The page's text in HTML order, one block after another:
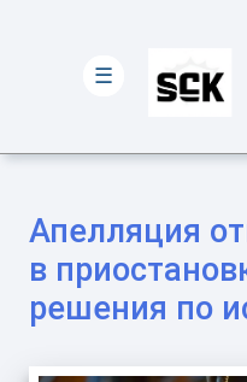
Апелляция
в
решения по
☰